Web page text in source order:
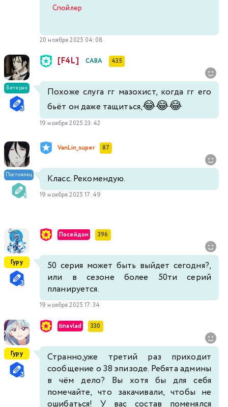
Спойлер
20 ноября 2025 04:08
Ветеран
[F4L] САВА 435
Похоже слуга гг мазохист, когда гг его
бьёт он даже тащиться,😂😂😂
19 ноября 2025 23:42
Постоялец
VanLin_super 87
Класс. Рекомендую.
19 ноября 2025 17:49
Гуру
Посейдон 396
50 серия может быть выйдет сегодня?,
или в сезоне более 50ти серий
планируется.
19 ноября 2025 17:34
Гуру
tinavlad 330
Странно,уже третий раз приходит
сообщение о 38 эпизоде. Ребята админы
в чём дело? Вы хотя бы для себя
помечайте, что закачивали, чтобы не
ошибаться! У вас состав поменялся